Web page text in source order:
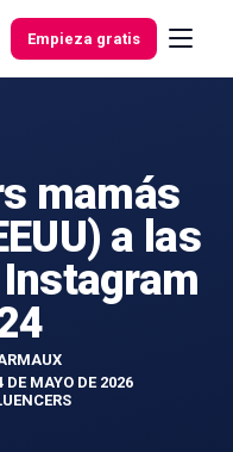
Empieza gratis
mamás
a las
MAYO DE 2026